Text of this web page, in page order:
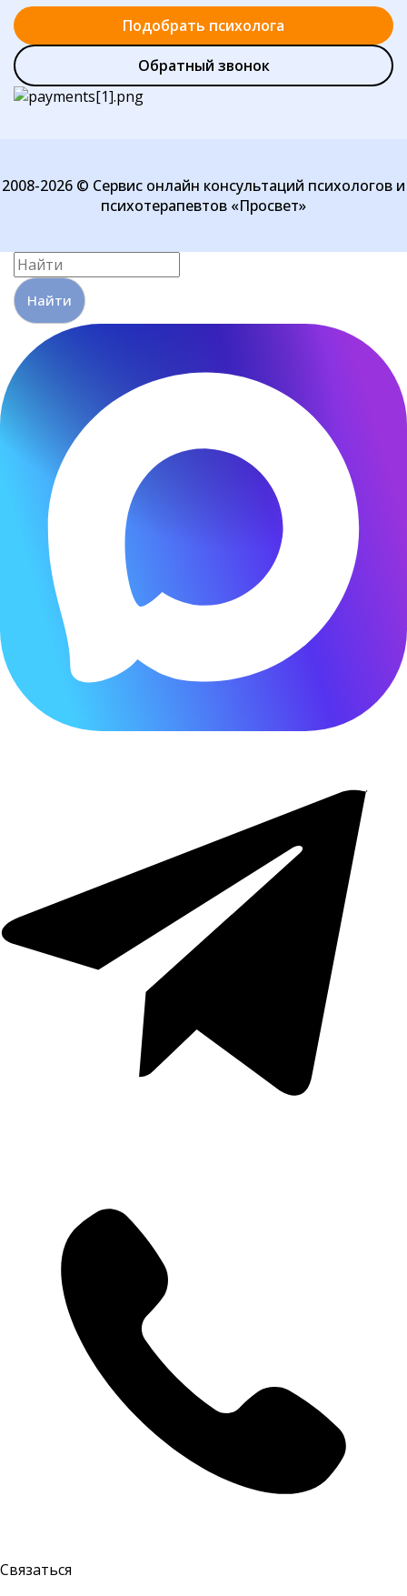
Подобрать психолога
Обратный звонок
2008-2026 © Сервис онлайн консультаций психологов и
психотерапевтов «Просвет»
Найти